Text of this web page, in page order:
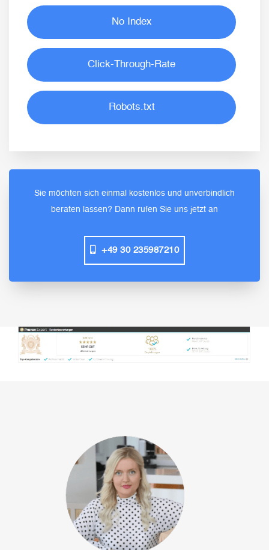
No Index
Click-Through-Rate
Robots.txt
Sie möchten sich einmal kostenlos und unverbindlich
beraten lassen? Dann rufen Sie uns jetzt an
+49 30 235987210